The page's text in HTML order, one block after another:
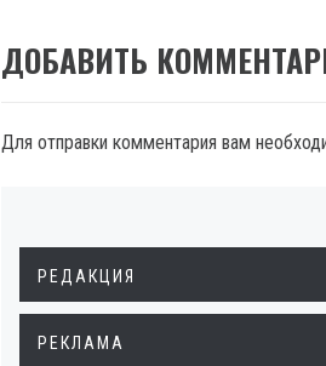
ДОБАВИТЬ
Для отправки комментария вам
РЕДАКЦИЯ
РЕКЛАМА